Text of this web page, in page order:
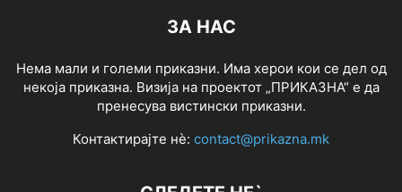
ЗА НАС
Нема мали и големи приказни. Има херои кои се дел од
некоја приказна. Визија на проектот „ПРИКАЗНА“ е да
пренесува вистински приказни.
Контактирајте нѐ: contact@prikazna.mk